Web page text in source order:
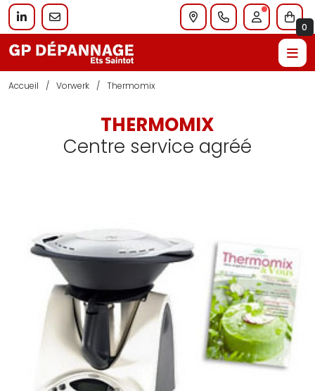
0
Accueil Vorwerk Thermomix
THERMOMIX
Centre service agréé